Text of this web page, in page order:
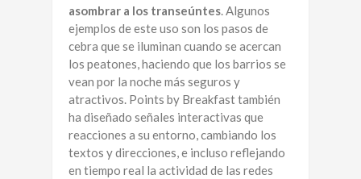
asombrar a los transeúntes . Algunos
ejemplos de este uso son los pasos de
cebra que se iluminan cuando se acercan
los peatones, haciendo que los barrios se
vean por la noche más seguros y
atractivos. Points by Breakfast también
ha diseñado señales interactivas que
reacciones a su entorno, cambiando los
textos y direcciones, e incluso reflejando
en tiempo real la actividad de las redes